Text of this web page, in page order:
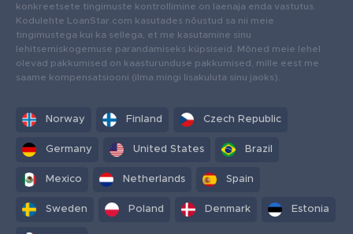
konkreetsete tingimuste kontrollimine on laenaja enda vastutus.
Kodulehte LoanStar.com kasutades nõustud sa nii meie
tingimustega kui ka sellega, et me kasutamine sinu
lehitsemiskogemuse parandamiseks küpsiseid. Mõned meie lehel
olevad pakkumised on kaasturunduse pakkumised, mille eest me
saame kompensatsiooni (ilma mingi lisakuluta sinu jaoks).
Norway Finland Czech Republic
Germany United States Brazil
Mexico Netherlands Spain
Sweden Poland Denmark Estonia